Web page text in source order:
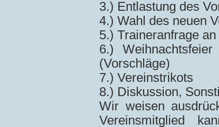
3.) Entlastung des
4.) Wahl des neuen
5.) Traineranfrage
6.)
(Vorschläge)
7.) Vereinstrikots
8.) Diskussion,
Wir weisen
Vereinsmitglied